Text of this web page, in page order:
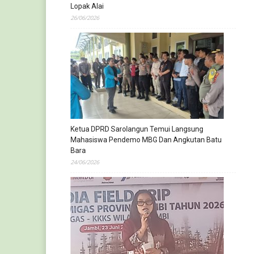
Lopak Alai
26/06/2026
Ketua DPRD Sarolangun Temui Langsung
Mahasiswa Pendemo MBG Dan Angkutan Batu
Bara
24/06/2026